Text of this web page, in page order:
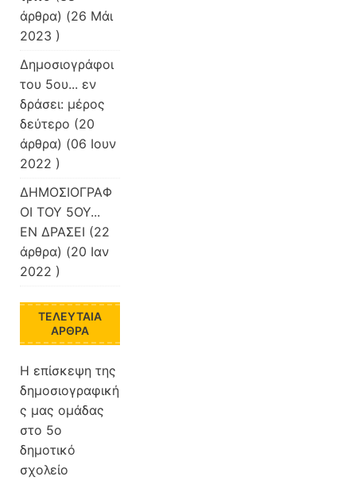
άρθρα) (26 Μάι
2023 )
Δημοσιογράφοι
του 5ου... εν
δράσει: μέρος
δεύτερο (20
άρθρα) (06 Ιουν
2022 )
ΔΗΜΟΣΙΟΓΡΑΦ
ΟΙ ΤΟΥ 5ΟΥ...
ΕΝ ΔΡΑΣΕΙ (22
άρθρα) (20 Ιαν
2022 )
ΤΕΛΕΥΤΑΊΑ
ΆΡΘΡΑ
Η επίσκεψη της
δημοσιογραφική
ς μας ομάδας
στο 5ο
δημοτικό
σχολείο